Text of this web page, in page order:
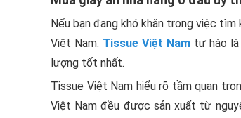
Nếu bạn đang khó khăn trong việc
Việt Nam. Tissue Việt Nam tự hào là
lượng tốt nhất.
Tissue Việt Nam hiểu rõ tầm quan
Việt Nam đều được sản xuất từ